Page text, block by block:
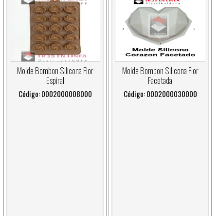
Molde Bombon Silicona Flor
Espiral
Código: 0002000008000
Molde Bombon Silicona Flor
Facetada
Código: 0002000030000